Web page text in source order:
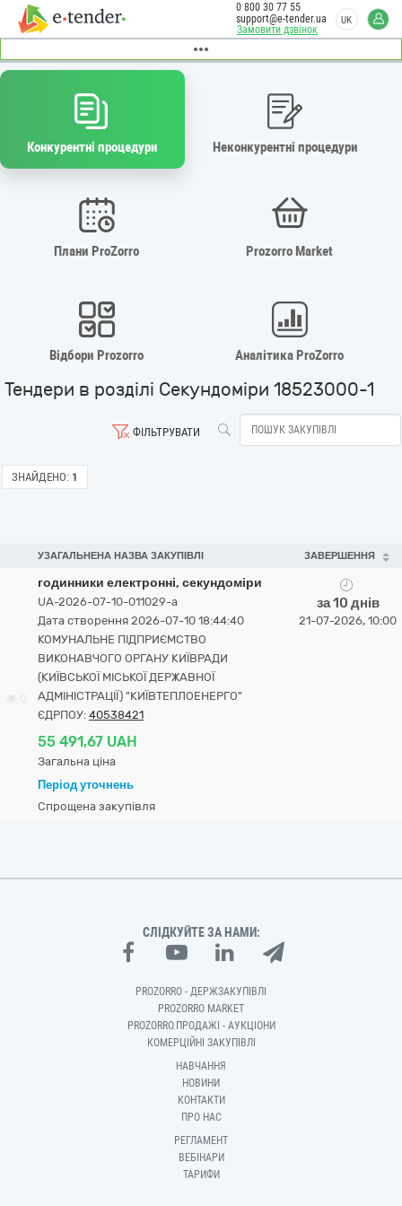
Замовити дзвінок
0 800 30 77 55
support@e-tender.ua
UK
Конкурентні процедури Неконкурентні процедури
Плани ProZorro Prozorro Market
Відбори Prozorro Аналітика ProZorro
Тендери в розділі Секундоміри 18523000-1
ФІЛЬТРУВАТИ
ЗНАЙДЕНО: 1
УЗАГАЛЬНЕНА НАЗВА ЗАКУПІВЛІ ЗАВЕРШЕННЯ
годинники електронні, секундоміри
UA-2026-07-10-011029-a
Дата створення 2026-07-10 18:44:40
КОМУНАЛЬНЕ ПІДПРИЄМСТВО
ВИКОНАВЧОГО ОРГАНУ КИЇВРАДИ
(КИЇВСЬКОЇ МІСЬКОЇ ДЕРЖАВНОЇ
АДМІНІСТРАЦІЇ) "КИЇВТЕПЛОЕНЕРГО"
ЄДРПОУ: 40538421
55 491,67 UAH
Загальна ціна
Період уточнень
Спрощена закупівля
за 10 днів
21-07-2026, 10:00
СЛІДКУЙТЕ ЗА НАМИ:
PROZORRO - ДЕРЖЗАКУПІВЛІ
PROZORRO MARKET
PROZORRO.ПРОДАЖІ - АУКЦІОНИ
КОМЕРЦІЙНІ ЗАКУПІВЛІ
НАВЧАННЯ
НОВИНИ
КОНТАКТИ
ПРО НАС
РЕГЛАМЕНТ
ВЕБІНАРИ
ТАРИФИ